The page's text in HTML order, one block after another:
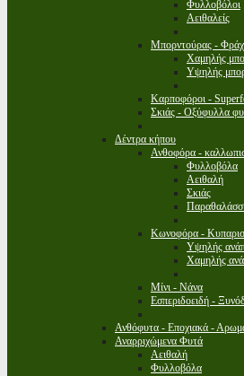
Φυλλοβόλοι
Αειθαλείς
Μπορντούρας -
Χαμηλής
Υψηλής
Καρποφόροι -
Σκιάς - Οξύφυλλα
Δέντρα κήπου
Ανθοφόρα -
Φυλλοβόλα
Αειθαλή
Σκιάς
Κωνοφόρα -
Υψηλής
Χαμηλής
Μίνι - Νάνα
Εσπεριδοειδή -
Ανθόφυτα - Εποχιακά -
Αναρριχώμενα Φυτά
Αειθαλή
Φυλλοβόλα